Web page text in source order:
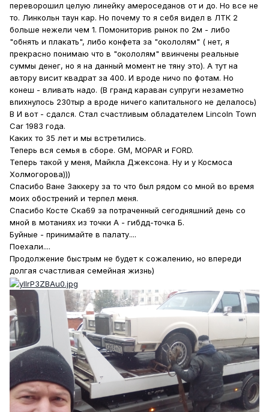
переворошил целую линейку амероседанов от и до. Но все не
то. Линкольн таун кар. Но почему то я себя видел в ЛТК 2
больше нежели чем 1. Помониторив рынок по 2м - либо
"обнять и плакать", либо конфета за "окололям" ( нет, я
прекрасно понимаю что в "окололям" ввинчены реальные
суммы денег, но я на данный момент не тяну это). А тут на
автору висит квадрат за 400. И вроде ничо по фотам. Но
конеш - вливать надо. (В гранд караван супруги незаметно
впихнулось 230тыр а вроде ничего капитального не делалось)
В И вот - сдался. Стал счастливым обладателем Lincoln Town
Car 1983 года.
Каких то 35 лет и мы встретились.
Теперь вся семья в сборе. GM, MOPAR и FORD.
Теперь такой у меня, Майкла Джексона. Ну и у Космоса
Холмогорова)))
Спасибо Ване Заккеру за то что был рядом со мной во время
моих обострений и терпел меня.
Спасибо Косте Ска69 за потраченный сегодняшний день со
мной в мотаниях из точки А - гибдд-точка Б.
Буйные - принимайте в палату....
Поехали....
Продолжение быстрым не будет к сожалению, но впереди
долгая счастливая семейная жизнь)